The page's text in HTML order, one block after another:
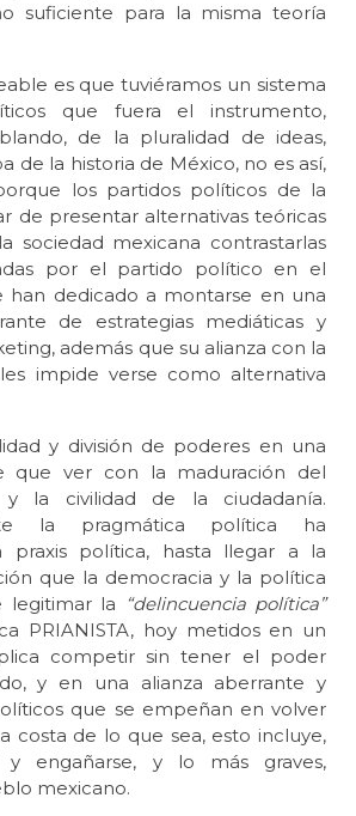
suficiente para la misma teoría
es que tuviéramos un sistema
que fuera el instrumento,
de la pluralidad de ideas,
de la historia de México, no es así,
los partidos políticos de la
de presentar alternativas teóricas
sociedad mexicana contrastarlas
por el partido político en el
han dedicado a montarse en una
de estrategias mediáticas y
además que su alianza con la
impide verse como alternativa
y división de poderes en una
que ver con la maduración del
y la civilidad de la ciudadanía.
la pragmática política ha
praxis política, hasta llegar a la
que la democracia y la política
legitimar la
“delincuencia política”
PRIANISTA, hoy metidos en un
competir sin tener el poder
y en una alianza aberrante y
que se empeñan en volver
costa de lo que sea, esto incluye,
y engañarse, y lo más graves,
mexicano.